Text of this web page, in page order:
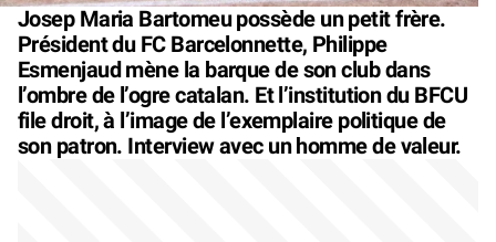
Josep Maria Bartomeu possède un petit frère.
Président du FC Barcelonnette, Philippe
Esmenjaud mène la barque de son club dans
l’ombre de l’ogre catalan. Et l’institution du BFCU
file droit, à l’image de l’exemplaire politique de
son patron. Interview avec un homme de valeur.